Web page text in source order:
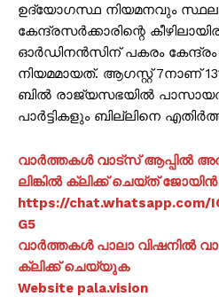
ഉദ്യോഗസ്ഥ നിയമനവും
കേന്ദ്രസർക്കാരിന്റെ
ഓർഡിനൻസിന് പകരം
നിയമമായത്. ആഗസ്റ്റ് 7നാണ്
ബിൽ രാജ്യസഭയിൽ പാസായത്.
പാർട്ടികളും ബില്ലിനെ
വാർത്തകൾ വാട്സ് ആപ്പിൽ
ലിങ്കിൽ ക്ലിക്ക് ചെയ്ത്
https://chat.whatsapp.com/
G5
വാർത്തകൾ പാലാ വിഷനിൽ
ക്ലിക്ക് ചെയ്യുക
Website pala.vision